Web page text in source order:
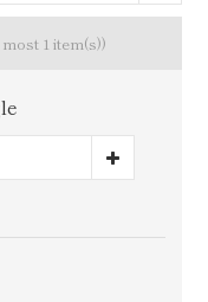
1 item(s))